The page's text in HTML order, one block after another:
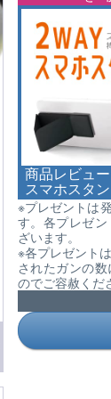
商品レビュ
スマホスタ
※プレゼントは
す。各プレゼ
ざいます。
※各プレゼント
されたガンの
のでご容赦くだ